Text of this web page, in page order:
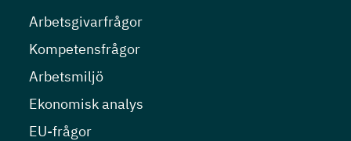
Arbetsgivarfrågor
Kompetensfrågor
Arbetsmiljö
Ekonomisk analys
EU-frågor